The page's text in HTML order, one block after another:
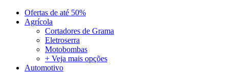
Ofertas de até 50%
Agrícola
Cortadores de Grama
Eletroserra
Motobombas
+ Veja mais opções
Automotivo